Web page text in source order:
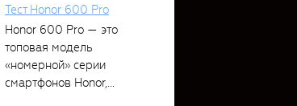
Тест Honor 600 Pro
Honor 600 Pro — это
топовая модель
«номерной» серии
смартфонов Honor,...